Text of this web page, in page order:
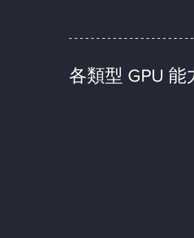
各類型 GPU 能